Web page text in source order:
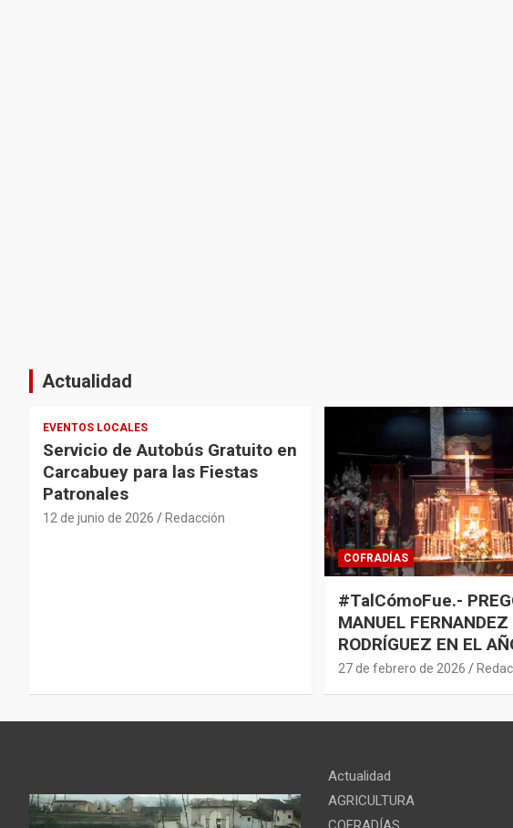
Actualidad
EVENTOS LOCALES
Servicio de Autobús Gratuito en
Carcabuey para las Fiestas
Patronales
12 de junio de 2026 Redacción
COFRADÍAS
#TalCómoFue.-
MANUEL FERNANDEZ
RODRÍGUEZ EN EL
27 de febrero de 2026
Actualidad
AGRICULTURA